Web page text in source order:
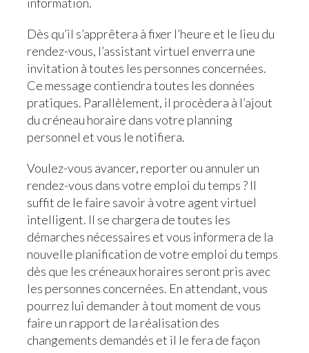
Dès qu’il s’apprêtera à fixer l’heure et le lieu du
rendez-vous, l’assistant virtuel enverra une
invitation à toutes les personnes concernées.
Ce message contiendra toutes les données
pratiques. Parallèlement, il procèdera à l’ajout
du créneau horaire dans votre planning
personnel et vous le notifiera.
Voulez-vous avancer, reporter ou annuler un
rendez-vous dans votre emploi du temps ? Il
suffit de le faire savoir à votre agent virtuel
intelligent. Il se chargera de toutes les
démarches nécessaires et vous informera de la
nouvelle planification de votre emploi du temps
dès que les créneaux horaires seront pris avec
les personnes concernées. En attendant, vous
pourrez lui demander à tout moment de vous
faire un rapport de la réalisation des
changements demandés et il le fera de façon